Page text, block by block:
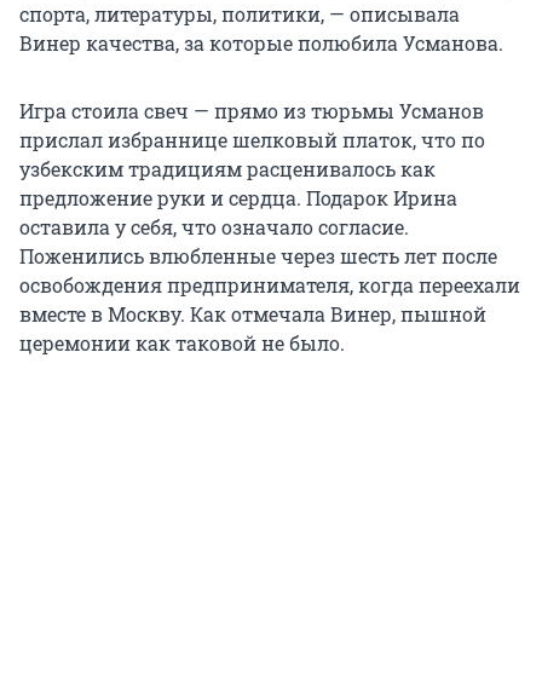
спорта, литературы, политики, — описывала
Винер качества, за которые полюбила Усманова.
Игра стоила свеч — прямо из тюрьмы Усманов
прислал избраннице шелковый платок, что по
узбекским традициям расценивалось как
предложение руки и сердца. Подарок Ирина
оставила у себя, что означало согласие.
Поженились влюбленные через шесть лет после
освобождения предпринимателя, когда переехали
вместе в Москву. Как отмечала Винер, пышной
церемонии как таковой не было.